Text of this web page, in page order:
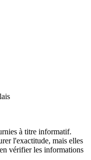
à titre informatif.
l'exactitude, mais elles
vérifier les informations